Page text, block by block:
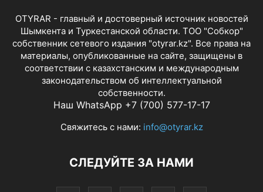
OTYRAR - главный и достоверный источник новостей
Шымкента и Туркестанской области. ТОО "Собкор"
собственник сетевого издания "otyrar.kz". Все права на
материалы, опубликованные на сайте, защищены в
соответствии с казахстанским и международным
законодательством об интеллектуальной
собственности.
Наш WhatsApp +7 (700) 577-17-17
Свяжитесь с нами: info@otyrar.kz
СЛЕДУЙТЕ ЗА НАМИ